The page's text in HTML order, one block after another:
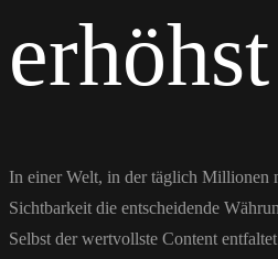
erhöhst
In einer Welt, in der täglich Millionen
Sichtbarkeit die entscheidende
Selbst der wertvollste Content